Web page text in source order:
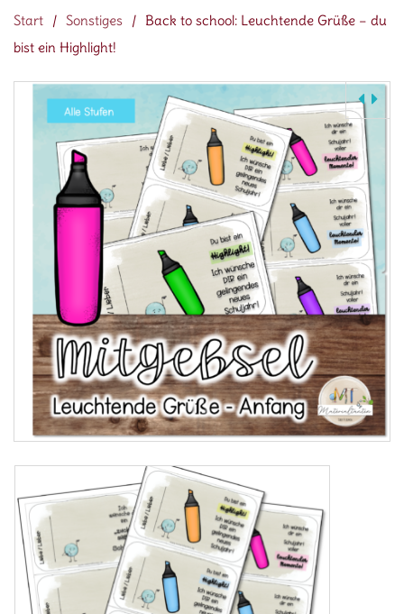
Start / Sonstiges / Back to school: Leuchtende Grüße – du
bist ein Highlight!